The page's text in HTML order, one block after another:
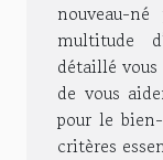
nouveau-
multitude
détaillé vous
de vous
pour le
critères